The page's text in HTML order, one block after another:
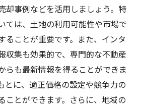
却事例などを活用しましょう。特
ては、土地の利用可能性や市場で
ることが重要です。また、インタ
収集も効果的で、専門的な不動産
らも最新情報を得ることができま
とに、適正価格の設定や競争力の
ことができます。さらに、地域の